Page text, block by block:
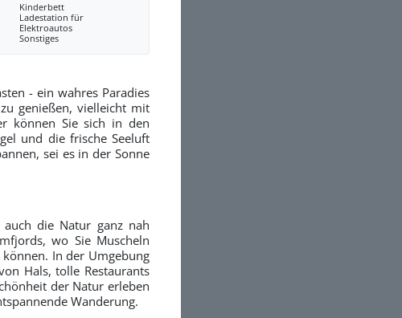
Kinderbett
Ladestation für
Elektroautos
Sonstiges
- ein wahres Paradies
genießen, vielleicht mit
können Sie sich in den
und die frische Seeluft
sei es in der Sonne
die Natur ganz nah
wo Sie Muscheln
In der Umgebung
Hals, tolle Restaurants
der Natur erleben
Wanderung.